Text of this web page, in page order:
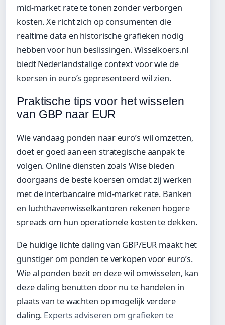
mid-market rate te tonen zonder verborgen
kosten. Xe richt zich op consumenten die
realtime data en historische grafieken nodig
hebben voor hun beslissingen. Wisselkoers.nl
biedt Nederlandstalige context voor wie de
koersen in euro’s gepresenteerd wil zien.
Praktische tips voor het wisselen
van GBP naar EUR
Wie vandaag ponden naar euro’s wil omzetten,
doet er goed aan een strategische aanpak te
volgen. Online diensten zoals Wise bieden
doorgaans de beste koersen omdat zij werken
met de interbancaire mid-market rate. Banken
en luchthavenwisselkantoren rekenen hogere
spreads om hun operationele kosten te dekken.
De huidige lichte daling van GBP/EUR maakt het
gunstiger om ponden te verkopen voor euro’s.
Wie al ponden bezit en deze wil omwisselen, kan
deze daling benutten door nu te handelen in
plaats van te wachten op mogelijk verdere
daling. Experts adviseren om grafieken te